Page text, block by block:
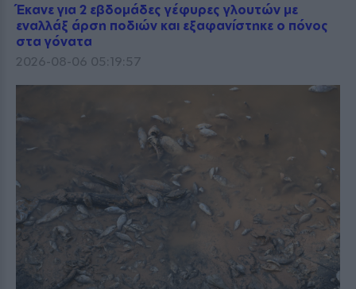
Έκανε για 2 εβδομάδες γέφυρες γλουτών με
εναλλάξ άρση ποδιών και εξαφανίστηκε ο πόνος
στα γόνατα
2026-08-06 05:19:57